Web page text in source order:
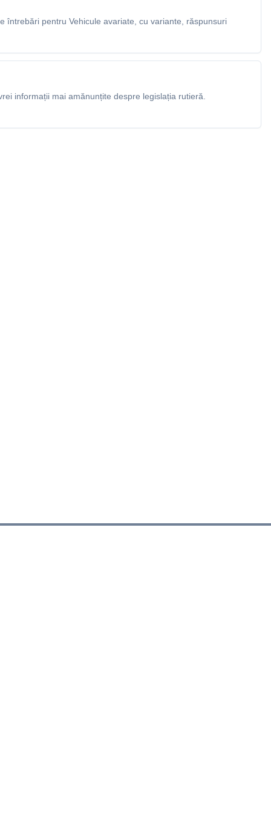
întrebări pentru Vehicule avariate, cu variante, răspunsuri
informații mai amănunțite despre legislația rutieră.